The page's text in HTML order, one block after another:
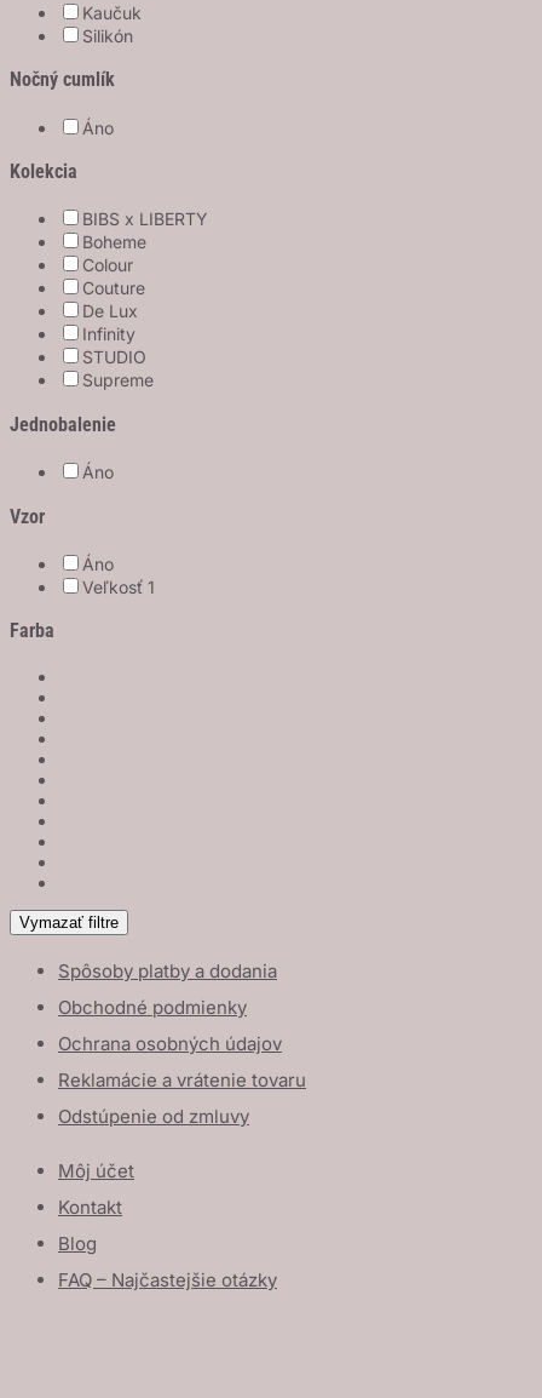
Kaučuk
Silikón
Nočný cumlík
Áno
Kolekcia
BIBS x LIBERTY
Boheme
Colour
Couture
De Lux
Infinity
STUDIO
Supreme
Jednobalenie
Áno
Vzor
Áno
Veľkosť 1
Farba
Vymazať filtre
Spôsoby platby a dodania
Obchodné podmienky
Ochrana osobných údajov
Reklamácie a vrátenie tovaru
Odstúpenie od zmluvy
Môj účet
Kontakt
Blog
FAQ – Najčastejšie otázky